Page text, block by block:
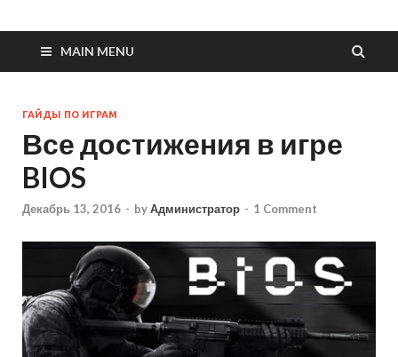
MAIN MENU
ГАЙДЫ ПО ИГРАМ
Все достижения в игре
BIOS
Декабрь 13, 2016 - byАдминистратор - 1 Comment